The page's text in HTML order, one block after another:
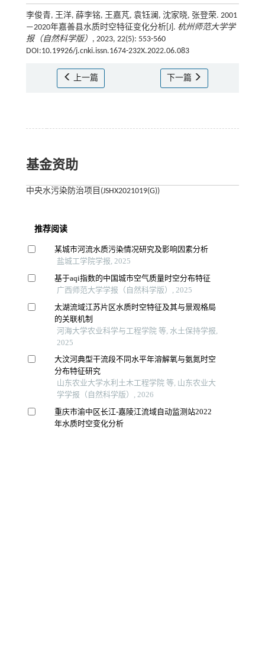
李俊青, 王洋, 薛李铭, 王嘉芃, 袁钰澜, 沈家晓, 张登荣. 2001
—2020年嘉善县水质时空特征变化分析[J]. 杭州师范大学学
报（自然科学版） , 2023, 22(5): 553-560
DOI:10.19926/j.cnki.issn.1674-232X.2022.06.083
上一篇 下一篇
基金资助
中央水污染防治项目(JSHX2021019(G))